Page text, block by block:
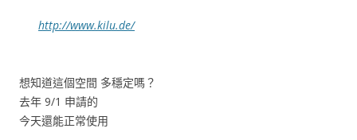
http://www.kilu.de/
想知道這個空間 多穩定嗎？
去年 9/1 申請的
今天還能正常使用